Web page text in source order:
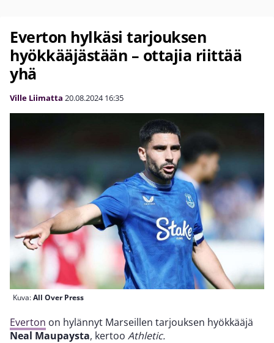
Everton hylkäsi tarjouksen
hyökkääjästään – ottajia riittää
yhä
Ville Liimatta 20.08.2024 16:35
Kuva:All Over Press
Everton on hylännyt Marseillen tarjouksen hyökkääjä
Neal Maupaysta, kertoo Athletic.